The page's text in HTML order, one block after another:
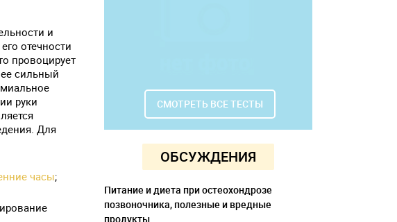
и
отечности
провоцирует
сильный
руки
Для
часы;
СМОТРЕТЬ ВСЕ ТЕСТЫ
ОБСУЖДЕНИЯ
Питание и диета при остеохондрозе
позвоночника, полезные и вредные
продукты